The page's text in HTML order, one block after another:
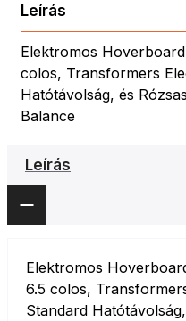
Leírás
Elektromos
colos, Transformers
Hatótávolság, és
Balance
Leírás
Elektromos
6.5 colos,
Standard